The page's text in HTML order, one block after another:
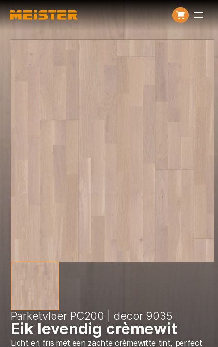
ProductenOver ons
Parketvloer PC200 | decor 9035
Eik levendig crèmewit
Licht en fris met een zachte crèmewitte tint, perfect